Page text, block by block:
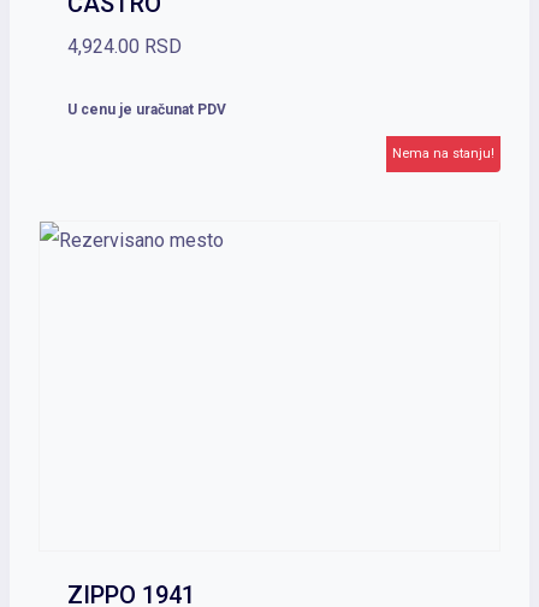
Nema na stanju!
4,924.00 RSD
U cenu je uračunat PDV
ZIPPO 1941